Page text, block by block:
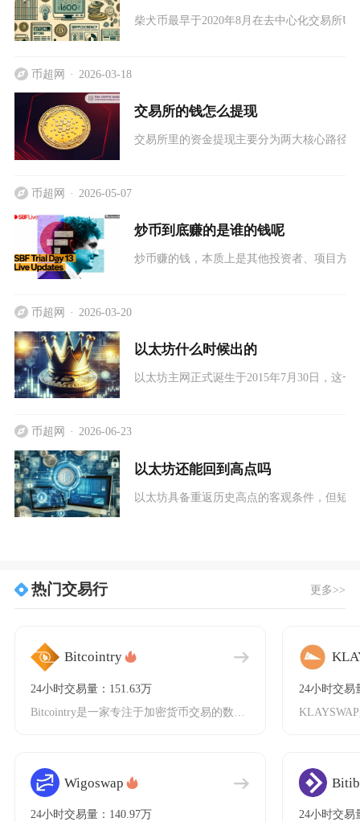
柴犬币最早于2020年8月在去中心化交易所
币超网 2026-03-18
交易所的钱怎么提现
交易所里的资金提现主要分为两大核心路径
币超网 2026-05-07
炒币到底赚的是谁的钱呢
炒币赚的钱，本质上是其他投资者、项目方
币超网 2026-03-20
以太坊什么时候出的
以太坊主网正式诞生于2015年7月30日，这
币超网 2026-06-23
以太坊还能回到高点吗
以太坊具备重返历史高点的客观条件，但短
热门交易行 更多>>
Bitcointry
24小时交易量：151.63万
Bitcointry是一家专注于加密货币交易的数字资产平台，成立于2018年，总部位于新加
Wigoswap
24小时交易量：140.97万
24小时交易
24小时交易